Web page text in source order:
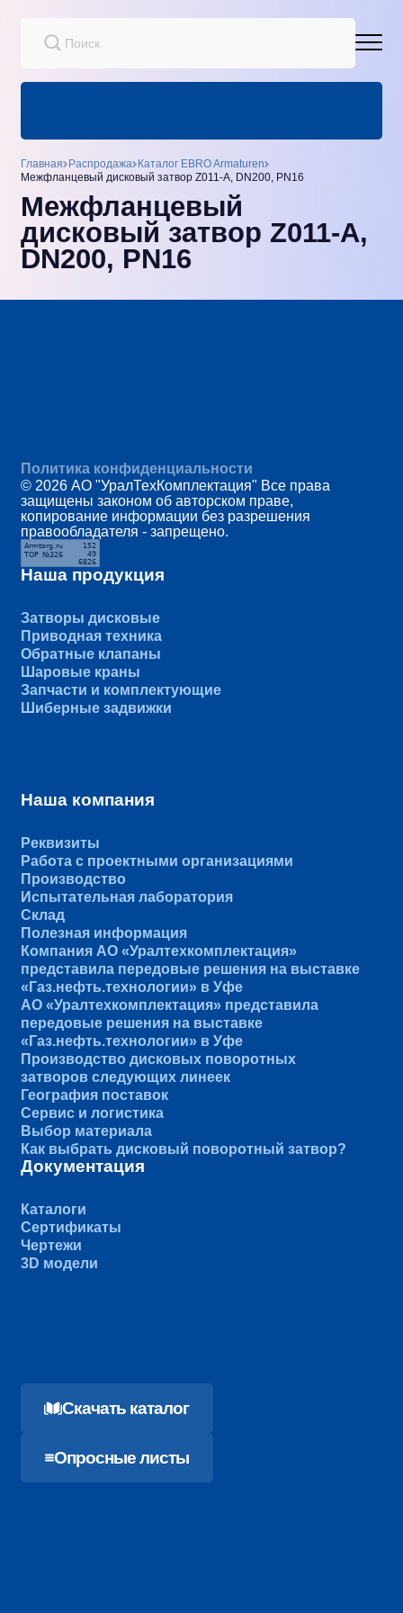
Главная Распродажа Каталог EBRO Armaturen
Межфланцевый дисковый затвор Z011-A, DN200, PN16
Межфланцевый
дисковый затвор Z011-A,
DN200, PN16
Политика конфиденциальности
© 2026 АО "УралТехКомплектация" Все права
защищены законом об авторском праве,
копирование информации без разрешения
правообладателя - запрещено.
Наша продукция
Затворы дисковые
Приводная техника
Обратные клапаны
Шаровые краны
Запчасти и комплектующие
Шиберные задвижки
Наша компания
Реквизиты
Работа с проектными организациями
Производство
Испытательная лаборатория
Склад
Полезная информация
Компания АО «Уралтехкомплектация»
представила передовые решения на выставке
«Газ.нефть.технологии» в Уфе
АО «Уралтехкомплектация» представила
передовые решения на выставке
«Газ.нефть.технологии» в Уфе
Производство дисковых поворотных
затворов следующих линеек
География поставок
Сервис и логистика
Выбор материала
Как выбрать дисковый поворотный затвор?
Документация
Каталоги
Сертификаты
Чертежи
3D модели
Cкачать каталог
Опросные листы